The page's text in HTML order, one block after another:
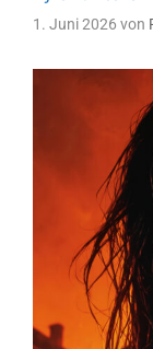
1. Juni 2026 von